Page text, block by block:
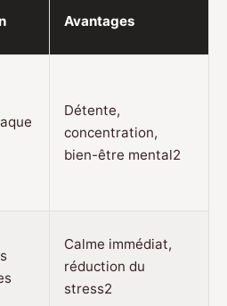
Avantages
Détente,
concentration,
bien-être mental2
Calme immédiat,
réduction du
stress2